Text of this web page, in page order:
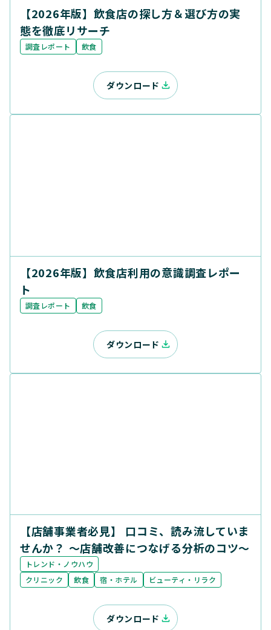
【2026年版】飲食店の探し方＆選び方の実
態を徹底リサーチ
調査レポート 飲食
ダウンロード
【2026年版】飲食店利用の意識調査レポー
ト
調査レポート 飲食
ダウンロード
【店舗事業者必見】 口コミ、読み流していま
せんか？ ～店舗改善につなげる分析のコツ～
トレンド・ノウハウ
クリニック
飲食 宿・ホテル ビューティ・リラク
ダウンロード